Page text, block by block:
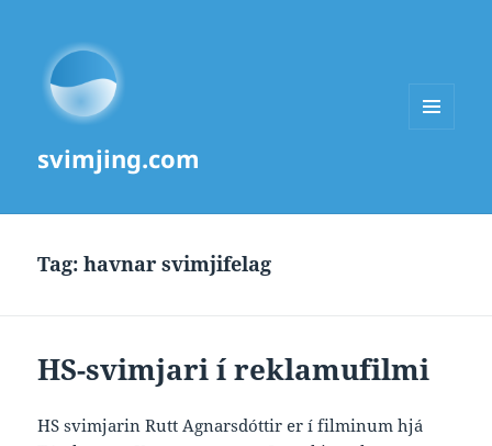
svimjing.com
Tag:havnar svimjifelag
HS-svimjari í reklamufilmi
HS svimjarin Rutt Agnarsdóttir er í filminum hjá